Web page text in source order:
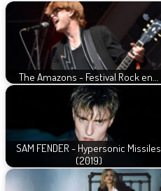
The Amazons - Festival Rock en…
SAM FENDER - Hypersonic Missiles
(2019)